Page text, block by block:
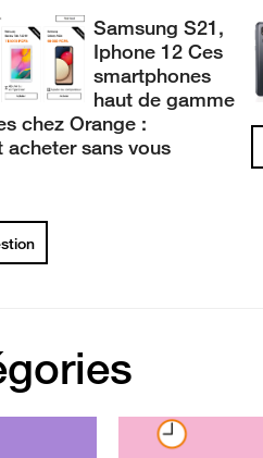
Samsung S21,
Iphone 12 Ces
smartphones
haut de gamme
chez Orange :
acheter sans vous